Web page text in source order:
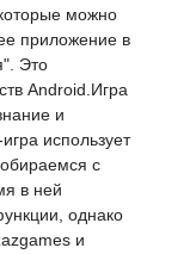
можно
приложение в
Это
Android.Игра
и
использует
с
в ней
однако
и